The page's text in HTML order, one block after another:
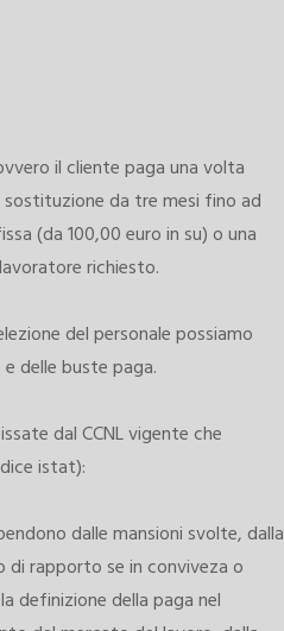
il cliente paga una volta
sostituzione da tre mesi fino ad
(da 100,00 euro in su) o una
richiesto.
del personale possiamo
delle buste paga.
dal CCNL vigente che
istat):
dalle mansioni svolte, dalla
di rapporto se in conviveza o
definizione della paga nel